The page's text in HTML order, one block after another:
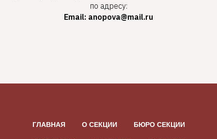
по адресу:
Email: anopova@mail.ru
ГЛАВНАЯ О СЕКЦИИ БЮРО СЕКЦИИ